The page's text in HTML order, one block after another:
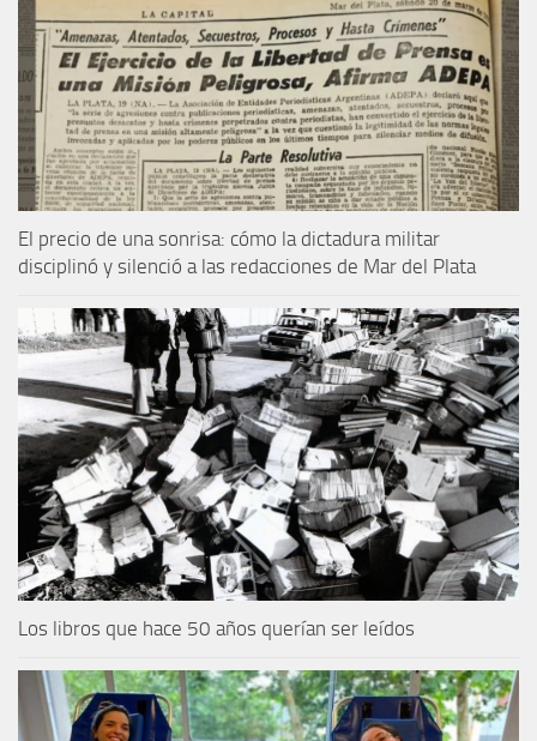
El precio de una sonrisa: cómo la dictadura militar
disciplinó y silenció a las redacciones de Mar del Plata
Los libros que hace 50 años querían ser leídos